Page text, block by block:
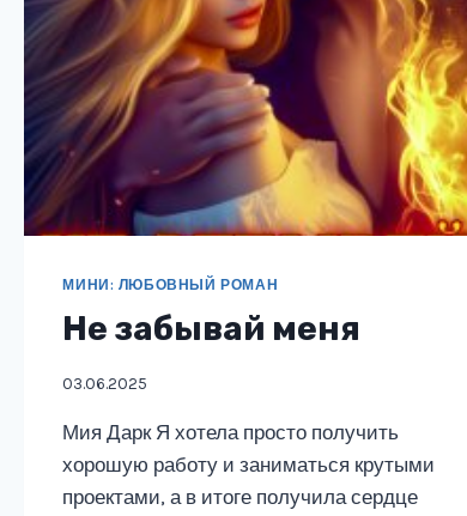
МИНИ: ЛЮБОВНЫЙ РОМАН
Не забывай меня
03.06.2025
Мия Дарк Я хотела просто получить
хорошую работу и заниматься крутыми
проектами, а в итоге получила сердце